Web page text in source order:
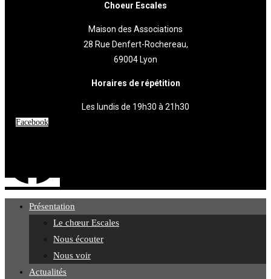
Choeur Escales
Maison des Associations
28 Rue Denfert-Rochereau,
69004 Lyon
Horaires de répétition
Les lundis de 19h30 à 21h30
Facebook
Présentation
Le chœur Escales
Nous écouter
Nous voir
Actualités